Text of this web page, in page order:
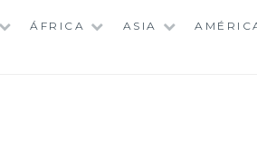
ÁFRICA ASIA